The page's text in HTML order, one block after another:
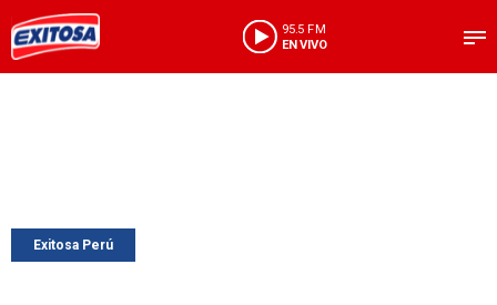
95.5 FM
EN VIVO
Exitosa Perú